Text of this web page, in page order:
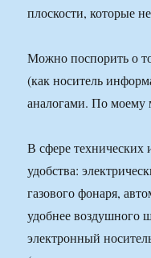
плоскости, которые
Можно поспорить о
(как носитель
аналогами. По моему
В сфере технических
удобства:
газового фонаря,
удобнее воздушного
электронный